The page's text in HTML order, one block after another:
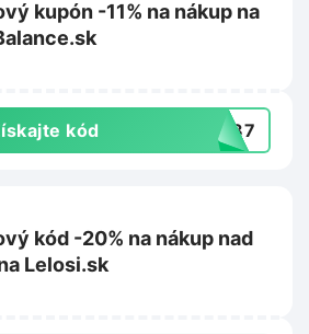
kupón -11% na nákup na
kód PW87
kód -20% na nákup nad
Lelosi.sk